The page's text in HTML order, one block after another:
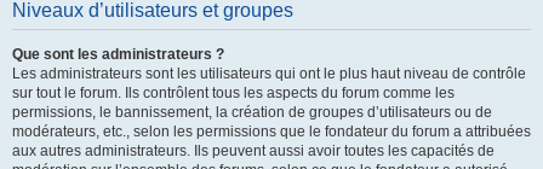
Niveaux d’utilisateurs et groupes
Que sont les administrateurs ?
Les administrateurs sont les utilisateurs qui ont le plus haut niveau de contrôle
sur tout le forum. Ils contrôlent tous les aspects du forum comme les
permissions, le bannissement, la création de groupes d’utilisateurs ou de
modérateurs, etc., selon les permissions que le fondateur du forum a attribuées
aux autres administrateurs. Ils peuvent aussi avoir toutes les capacités de